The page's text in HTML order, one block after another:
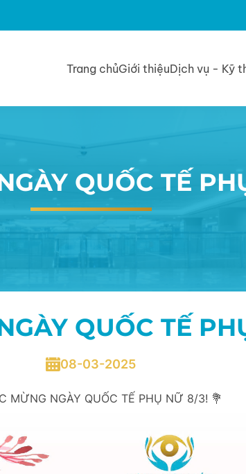
Trang chủGiới thiệuDịch vụ - Kỹ
QUỐC TẾ
QUỐC TẾ
08-03-2025
MỪNG NGÀY QUỐC TẾ PHỤ NỮ 8/3! 💐